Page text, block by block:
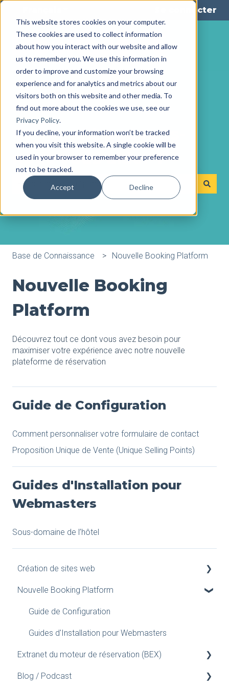
This website stores cookies on your computer.
These cookies are used to collect information
about how you interact with our website and allow
us to remember you. We use this information in
order to improve and customize your browsing
experience and for analytics and metrics about our
visitors both on this website and other media. To
find out more about the cookies we use, see our
Privacy Policy.
If you decline, your information won’t be tracked
when you visit this website. A single cookie will be
used in your browser to remember your preference
not to be tracked.
Accept Decline
Afficher le sous-menu pour les
Se connecter
Comment pouvons-
nous vous aider ?
Il n'y a aucune suggestion car le champ de recherche
Base de Connaissance Nouvelle Booking Platform
Nouvelle Booking
Platform
Découvrez tout ce dont vous avez besoin pour
maximiser votre expérience avec notre nouvelle
plateforme de réservation
Guide de Configuration
Comment personnaliser votre formulaire de contact
Proposition Unique de Vente (Unique Selling Points)
Guides d'Installation pour
Webmasters
Sous-domaine de l’hôtel
Création de sites web
Smart : Fonctionnalités
FAQs - Menus
FAQs : Contenu
FAQs - Images
FAQs - Offres spéciales
Nouvelle Booking Platform
Guide de Configuration
Guides d'Installation pour Webmasters
Extranet du moteur de réservation (BEX)
Bons-Cadeaux
Blog / Podcast